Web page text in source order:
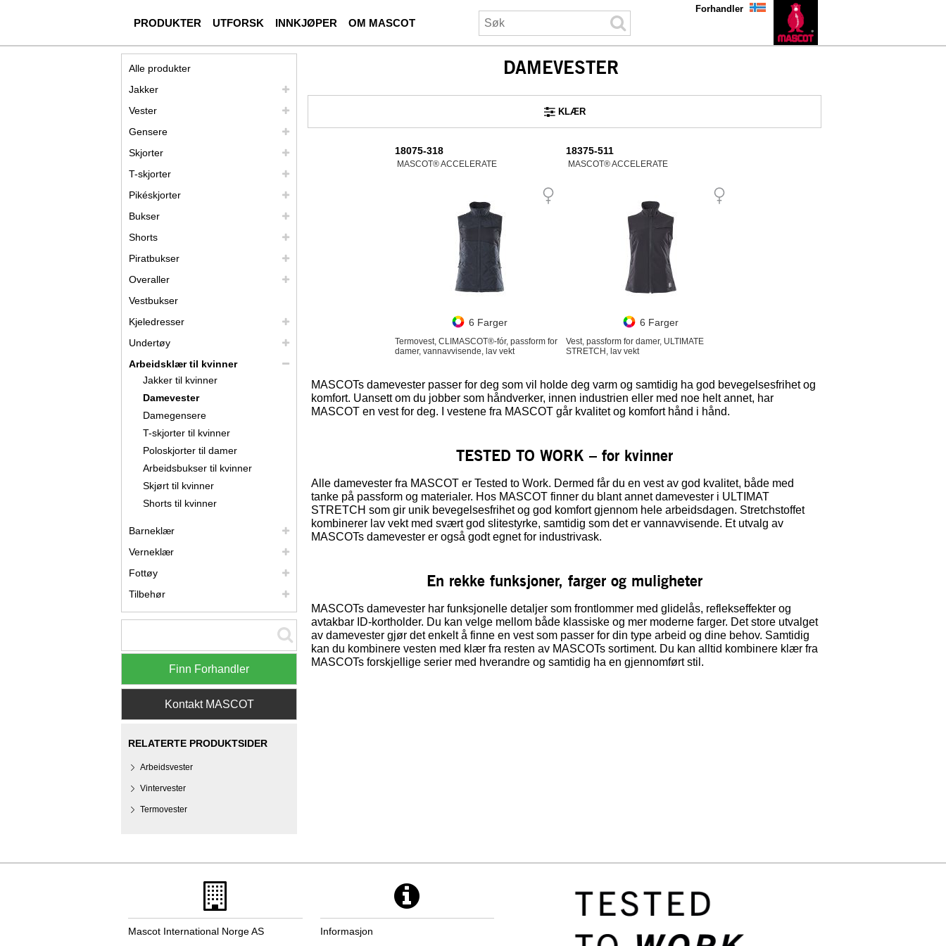
PRODUKTER UTFORSK INNKJØPER OM MASCOT
Forhandler
DAMEVESTER
KLÆR
18075-318
MASCOT® ACCELERATE
6 Farger
Termovest, CLIMASCOT®-fór, passform for
damer, vannavvisende, lav vekt
18375-511
MASCOT® ACCELERATE
6 Farger
Vest, passform for damer, ULTIMATE
STRETCH, lav vekt
MASCOTs damevester passer for deg som vil holde deg varm og samtidig ha god bevegelsesfrihet og
komfort. Uansett om du jobber som håndverker, innen industrien eller med noe helt annet, har
MASCOT en vest for deg. I vestene fra MASCOT går kvalitet og komfort hånd i hånd.
TESTED TO WORK – for kvinner
Alle damevester fra MASCOT er Tested to Work. Dermed får du en vest av god kvalitet, både med
tanke på passform og materialer. Hos MASCOT finner du blant annet damevester i ULTIMAT
STRETCH som gir unik bevegelsesfrihet og god komfort gjennom hele arbeidsdagen. Stretchstoffet
kombinerer lav vekt med svært god slitestyrke, samtidig som det er vannavvisende. Et utvalg av
MASCOTs damevester er også godt egnet for industrivask.
En rekke funksjoner, farger og muligheter
MASCOTs damevester har funksjonelle detaljer som frontlommer med glidelås, reflekseffekter og
avtakbar ID-kortholder. Du kan velge mellom både klassiske og mer moderne farger. Det store utvalget
av damevester gjør det enkelt å finne en vest som passer for din type arbeid og dine behov. Samtidig
kan du kombinere vesten med klær fra resten av MASCOTs sortiment. Du kan alltid kombinere klær fra
MASCOTs forskjellige serier med hverandre og samtidig ha en gjennomført stil.
Alle produkter
Jakker
Vester
Gensere
Skjorter
T-skjorter
Pikéskjorter
Bukser
Shorts
Piratbukser
Overaller
Vestbukser
Kjeledresser
Undertøy
Arbeidsklær til kvinner
Jakker til kvinner
Damevester
Damegensere
T-skjorter til kvinner
Poloskjorter til damer
Arbeidsbukser til kvinner
Skjørt til kvinner
Shorts til kvinner
Barneklær
Verneklær
Fottøy
Tilbehør
Finn Forhandler
Kontakt MASCOT
RELATERTE PRODUKTSIDER
Arbeidsvester
Vintervester
Termovester
Mascot International Norge AS
Informasjon